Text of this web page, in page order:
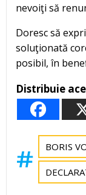
nevoiţi să
Doresc să
soluţionată
posibil, în
Distribuie
BORIS